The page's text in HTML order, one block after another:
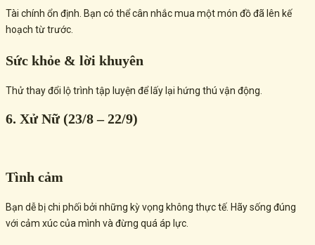
Tài chính ổn định. Bạn có thể cân nhắc mua một món đồ đã lên kế
hoạch từ trước.
Sức khỏe & lời khuyên
Thử thay đổi lộ trình tập luyện để lấy lại hứng thú vận động.
6. Xử Nữ (23/8 – 22/9)
Tình cảm
Bạn dễ bị chi phối bởi những kỳ vọng không thực tế. Hãy sống đúng
với cảm xúc của mình và đừng quá áp lực.